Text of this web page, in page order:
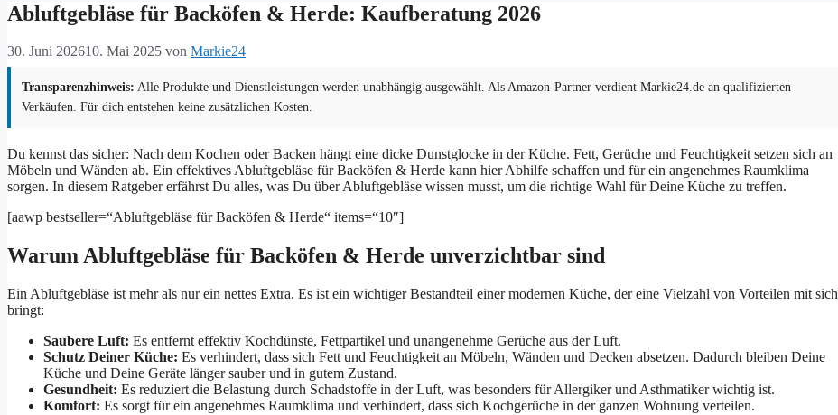
Abluftgebläse für Backöfen & Herde: Kaufberatung 2026
30. Juni 202610. Mai 2025 von Markie24
Transparenzhinweis: Alle Produkte und Dienstleistungen werden unabhängig ausgewählt. Als Amazon-Partner verdient Markie24.de an qualifizierten
Verkäufen. Für dich entstehen keine zusätzlichen Kosten.
Du kennst das sicher: Nach dem Kochen oder Backen hängt eine dicke Dunstglocke in der Küche. Fett, Gerüche und Feuchtigkeit setzen sich an
Möbeln und Wänden ab. Ein effektives Abluftgebläse für Backöfen & Herde kann hier Abhilfe schaffen und für ein angenehmes Raumklima
sorgen. In diesem Ratgeber erfährst Du alles, was Du über Abluftgebläse wissen musst, um die richtige Wahl für Deine Küche zu treffen.
[aawp bestseller=“Abluftgebläse für Backöfen & Herde“ items=“10″]
Warum Abluftgebläse für Backöfen & Herde unverzichtbar sind
Ein Abluftgebläse ist mehr als nur ein nettes Extra. Es ist ein wichtiger Bestandteil einer modernen Küche, der eine Vielzahl von Vorteilen mit sich
bringt:
Saubere Luft: Es entfernt effektiv Kochdünste, Fettpartikel und unangenehme Gerüche aus der Luft.
Schutz Deiner Küche: Es verhindert, dass sich Fett und Feuchtigkeit an Möbeln, Wänden und Decken absetzen. Dadurch bleiben Deine
Küche und Deine Geräte länger sauber und in gutem Zustand.
Gesundheit: Es reduziert die Belastung durch Schadstoffe in der Luft, was besonders für Allergiker und Asthmatiker wichtig ist.
Komfort: Es sorgt für ein angenehmes Raumklima und verhindert, dass sich Kochgerüche in der ganzen Wohnung verteilen.